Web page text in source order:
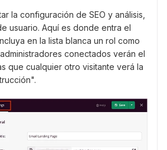
la configuración de SEO y análisis,
usuario. Aquí es donde entra el
en la lista blanca un rol como
conectados verán el
que cualquier otro visitante verá la